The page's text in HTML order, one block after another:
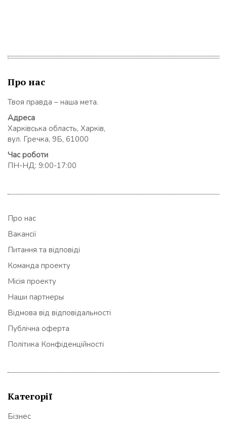
Про нас
Твоя правда – наша мета.
Адреса
Харківська область, Харків,
вул. Гречка, 9Б, 61000
Час роботи
ПН-НД: 9:00-17:00
Про нас
Вакансії
Питання та відповіді
Команда проекту
Місія проекту
Наши партнеры
Відмова від відповідальності
Публічна оферта
Політика Конфіденційності
Категорії
Бізнес